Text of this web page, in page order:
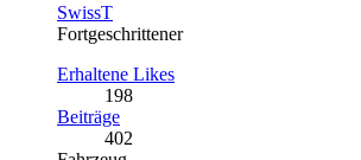
SwissT
Fortgeschrittener
Erhaltene Likes
198
Beiträge
402